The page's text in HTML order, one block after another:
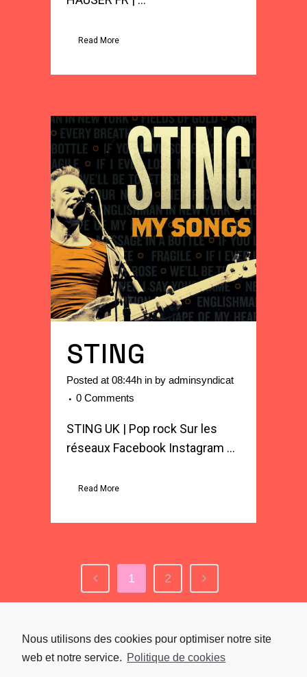
Read More
STING
Posted at 08:44h in by adminsyndicat
0 Comments
STING UK | Pop rock Sur les
réseaux Facebook Instagram ...
Read More
1 2
LATEST POSTS
Nous utilisons des cookies pour optimiser notre site
web et notre service. Politique de cookies